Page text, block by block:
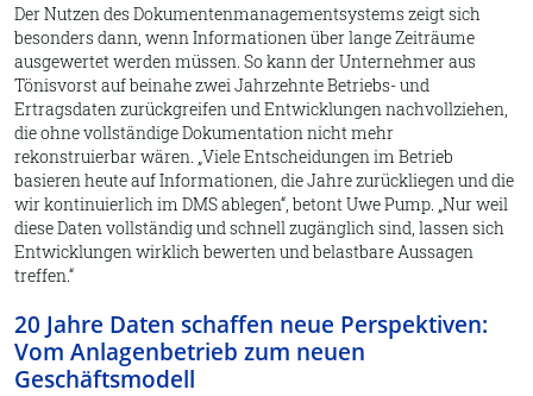
Der Nutzen des Dokumentenmanagementsystems zeigt sich
besonders dann, wenn Informationen über lange Zeiträume
ausgewertet werden müssen. So kann der Unternehmer aus
Tönisvorst auf beinahe zwei Jahrzehnte Betriebs- und
Ertragsdaten zurückgreifen und Entwicklungen nachvollziehen,
die ohne vollständige Dokumentation nicht mehr
rekonstruierbar wären. Viele Entscheidungen im Betrieb
basieren heute auf Informationen, die Jahre zurückliegen und die
wir kontinuierlich im DMS ablegen , betont Uwe Pump. Nur weil
diese Daten vollständig und schnell zugänglich sind, lassen sich
Entwicklungen wirklich bewerten und belastbare Aussagen
treffen.
20 Jahre Daten schaffen neue Perspektiven:
Vom Anlagenbetrieb zum neuen
Geschäftsmodell